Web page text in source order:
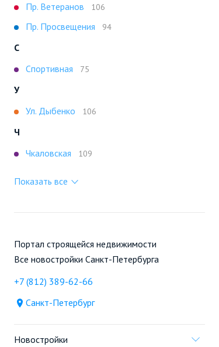
Пр. Ветеранов 106
Пр. Просвещения 94
С
Спортивная
75
У
Ул. Дыбенко
106
Ч
Чкаловская
109
Показать все
Портал строящейся недвижимости
Все новостройки Санкт-Петербурга
+7 (812) 389-62-66
Санкт-Петербург
Новостройки